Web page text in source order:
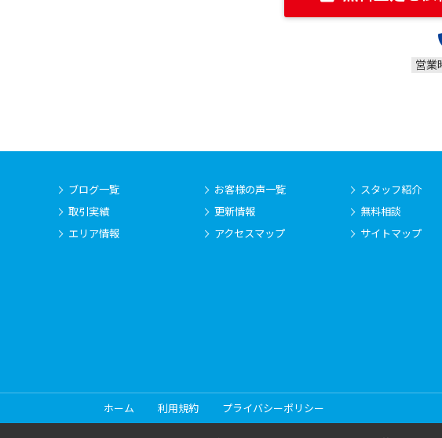
営業
ブログ一覧
取引実績
エリア情報
お客様の声一覧
更新情報
アクセスマップ
スタッフ紹介
無料相談
サイトマップ
ホーム 利用規約 プライバシーポリシー